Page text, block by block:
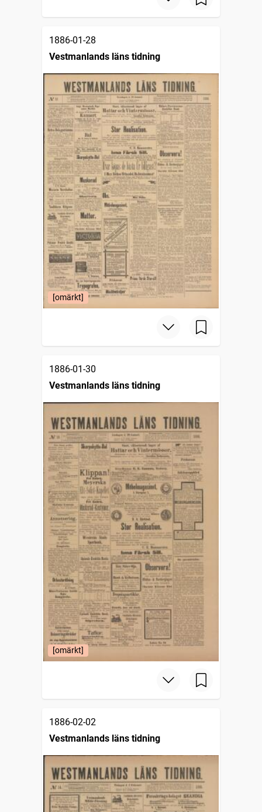
1886-01-28
Vestmanlands läns tidning
[omärkt]
1886-01-30
Vestmanlands läns tidning
[omärkt]
1886-02-02
Vestmanlands läns tidning